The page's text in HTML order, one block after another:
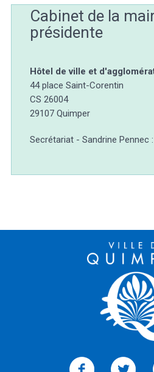
Cabinet de la
présidente
Hôtel de ville et
44 place Saint-Corentin
CS 26004
29107 Quimper
Secrétariat - Sandrine Pennec :